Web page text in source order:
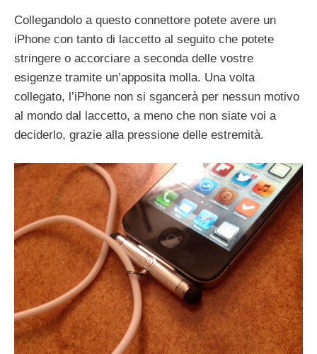
Collegandolo a questo connettore potete avere un
iPhone con tanto di laccetto al seguito che potete
stringere o accorciare a seconda delle vostre
esigenze tramite un’apposita molla. Una volta
collegato, l’iPhone non si sgancerà per nessun motivo
al mondo dal laccetto, a meno che non siate voi a
deciderlo, grazie alla pressione delle estremità.